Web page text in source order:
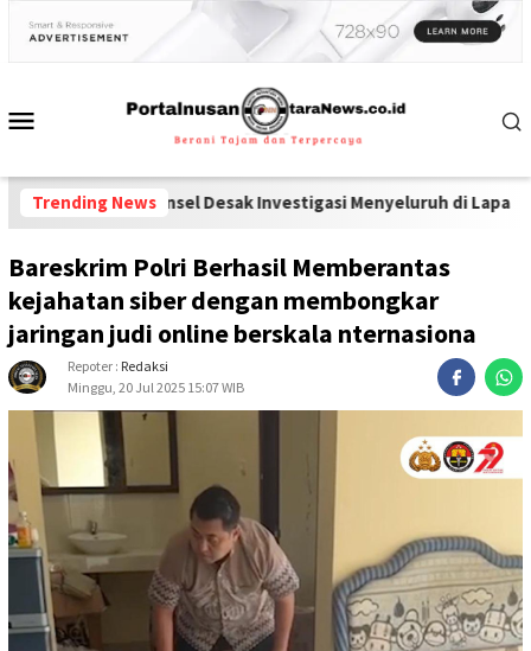
Trending News
Ponsel Desak Investigasi Menyeluruh di Lapas Pamekasan-
Bareskrim Polri Berhasil Memberantas
kejahatan siber dengan membongkar
jaringan judi online berskala nternasiona
Repoter : Redaksi
Minggu, 20 Jul 2025 15:07 WIB